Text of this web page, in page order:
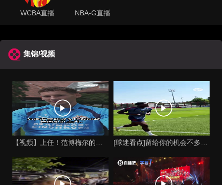
WCBA直播 NBA-G直播
集锦/视频